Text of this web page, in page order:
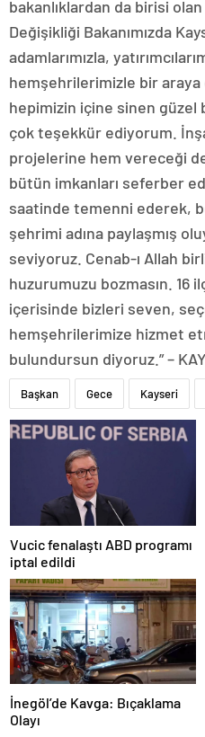
bakanlıklardan da birisi
Değişikliği Bakanımızda
adamlarımızla,
hemşehrilerimizle bir
hepimizin içine sinen güzel
çok teşekkür ediyorum.
projelerine hem vereceği
bütün imkanları seferber
saatinde temenni ederek,
şehrimi adına paylaşmış
seviyoruz. Cenab-ı Allah
huzurumuzu bozmasın. 16
içerisinde bizleri seven,
hemşehrilerimize hizmet
bulundursun diyoruz.” –
Başkan Gece Kayseri
Vucic fenalaştı ABD programı
iptal edildi
İnegöl’de Kavga: Bıçaklama
Olayı